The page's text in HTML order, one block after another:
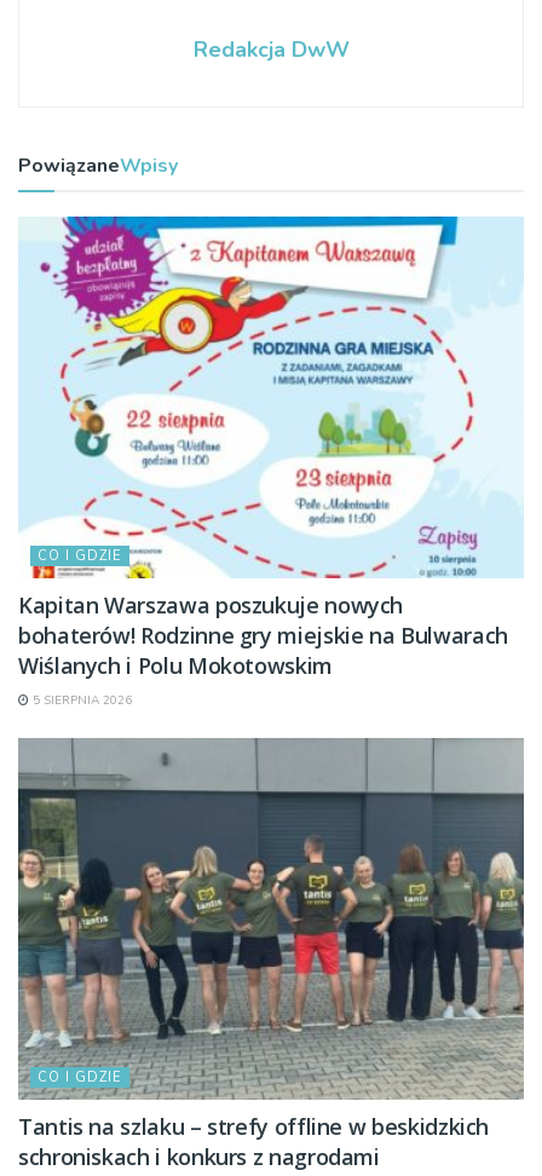
Redakcja DwW
PowiązaneWpisy
CO I GDZIE
Kapitan Warszawa poszukuje nowych
bohaterów! Rodzinne gry miejskie na Bulwarach
Wiślanych i Polu Mokotowskim
5 SIERPNIA 2026
CO I GDZIE
Tantis na szlaku – strefy offline w beskidzkich
schroniskach i konkurs z nagrodami